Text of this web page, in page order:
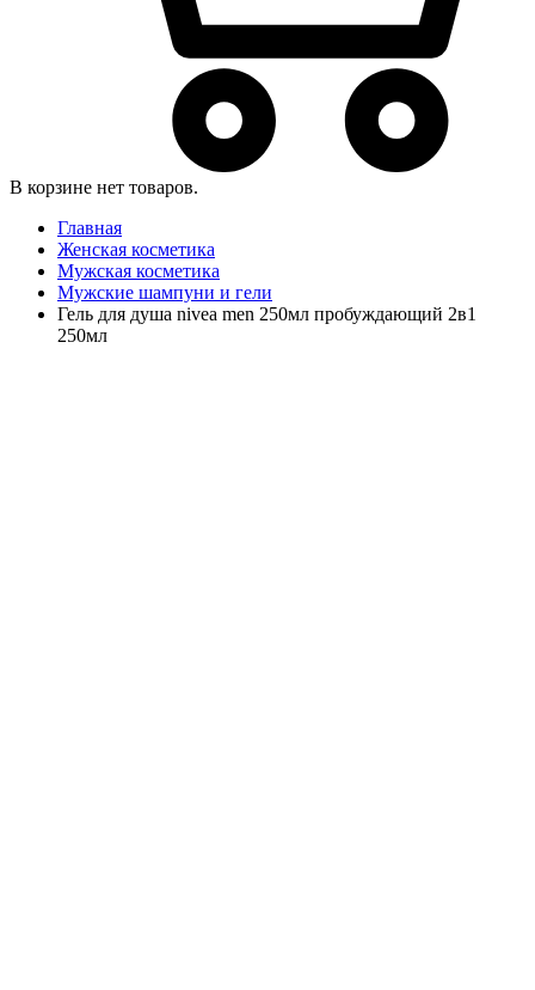
В корзине нет товаров.
Главная
Женская косметика
Мужская косметика
Мужские шампуни и гели
Гель для душа nivea men 250мл пробуждающий 2в1
250мл